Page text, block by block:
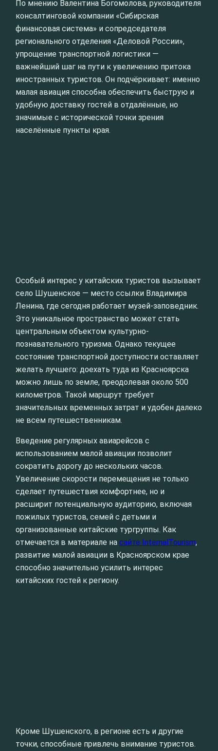
По мнению Валентина Богомолова, руководителя
консалтинговой компании «Сибирская
финансовая система» и сопредседателя
регионального отделения «Деловой России»,
упрощение транспортной логистики —
важнейший шаг на пути к увеличению притока
иностранных туристов. Он подчёркивает: именно
малая авиация способна обеспечить быструю и
удобную доставку гостей в отдалённые, но
значимые с исторической точки зрения
населённые пункты края.
Особый интерес у китайских туристов вызывает
село Шушенское — место ссылки Владимира
Ленина, где сегодня работает музей-заповедник.
Это уникальное пространство может стать
центральным объектом культурно-
познавательного туризма. Однако текущее
состояние транспортной доступности оставляет
желать лучшего: доехать туда из Красноярска
можно лишь по земле, преодолевая около 500
километров. Такой маршрут требует
значительных временных затрат и удобен далеко
не всем путешественникам.
Введение регулярных авиарейсов с
использованием малой авиации позволит
сократить дорогу до нескольких часов.
Увеличение скорости перемещения не только
сделает путешествия комфортнее, но и
расширит потенциальную аудиторию, включая
пожилых туристов, семей с детьми и
организованные китайские тургруппы. Как
отмечается в материале на сайте InternalTourism,
развитие малой авиации в Красноярском крае
способно значительно усилить интерес
китайских гостей к региону.
Кроме Шушенского, в регионе есть и другие
точки, способные привлечь внимание туристов.